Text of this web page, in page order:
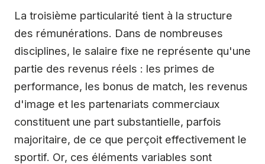
La troisième particularité tient à la structure
des rémunérations. Dans de nombreuses
disciplines, le salaire fixe ne représente qu'une
partie des revenus réels : les primes de
performance, les bonus de match, les revenus
d'image et les partenariats commerciaux
constituent une part substantielle, parfois
majoritaire, de ce que perçoit effectivement le
sportif. Or, ces éléments variables sont